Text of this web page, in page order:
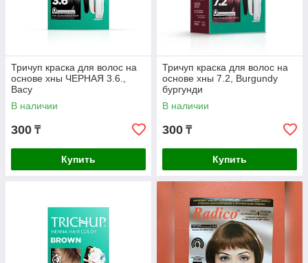
Тричуп краска для волос на
основе хны ЧЕРНАЯ 3.6.,
Васу
В наличии
300 ₸
Купить
Тричуп краска для волос на
основе хны 7.2, Burgundy
бургунди
В наличии
300 ₸
Купить